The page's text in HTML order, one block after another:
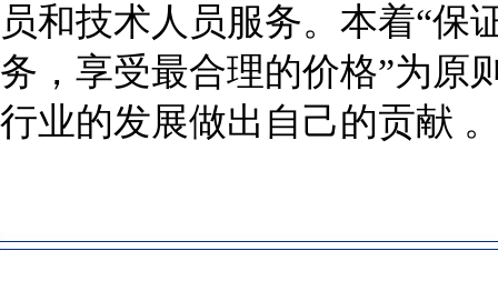
员和技术人员服务。本着“保
务，享受最合理的价格”为原
行业的发展做出自己的贡献